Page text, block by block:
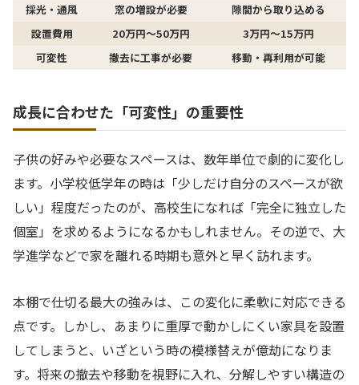
採光・通風
窓の増設が必要
隙間から取り込める
設置費用
20万円〜50万円
3万円〜15万円
可変性
撤去に工事が必要 移動・再利用が可能
成長に合わせた「可変性」の重要性
子供の好みや必要なスペースは、数年単位で劇的に変化し
ます。小学校低学年の時は「少しだけ自分のスペースが欲
しい」程度だったのが、高校生になれば「完全に独立した
個室」を求めるようになるかもしれません。その逆で、大
学進学などで家を離れる時期も意外と早く訪れます。
本棚で仕切る最大の強みは、この変化に柔軟に対応できる
点です。しかし、あまりに重厚で動かしにくい家具を設置
してしまうと、いざという時の模様替えが億劫になりま
す。将来の撤去や移動を視野に入れ、分解しやすい構造の